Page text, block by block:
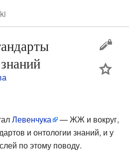
Левенчука
— ЖЖ и вокруг,
и онтологии знаний, и у
по этому поводу.